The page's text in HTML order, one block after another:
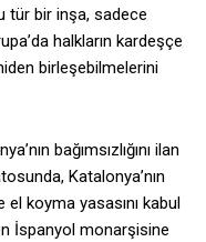
tür bir inşa, sadece
halkların kardeşçe
birleşebilmelerini
bağımsızlığını ilan
Katalonya’nın
koyma yasasını kabul
İspanyol monarşisine